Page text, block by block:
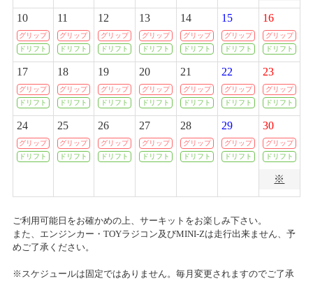
一部店舗 営業時間変更のお知らせ
2020/03/19
各種イベント開催中止に関するご案内
2020/03/09
ホビーショップタムタム札幌店 開店のご案内
2020/03/03
P-1 グランプリ 2019 決勝本戦 開催中止に関するご案内
ホビーショップタムタム札幌店開店のお知らせ
カテゴリ：キャンペーン
ありがとう50周年 創業50周年感謝祭開催のお知らせ
2026/01/17(土)～2026/02/16(月)
カテゴリ：キャンペーン
ﾀﾑﾀﾑﾁｬﾚﾝｼﾞｶｯﾌﾟ
カテゴリ：ラジコン
カテゴリ：ラジコン
ﾀﾐﾔﾁｬﾚﾝｼﾞｶｯﾌﾟ
2025/11/02(日)
10
グリップ
ドリフト
11
グリップ
ドリフト
12
グリップ
ドリフト
13
グリップ
ドリフト
14
グリップ
ドリフト
15
グリップ
ドリフト
16
グリップ
ドリフト
17
グリップ
ドリフト
18
グリップ
ドリフト
19
グリップ
ドリフト
20
グリップ
ドリフト
21
グリップ
ドリフト
22
グリップ
ドリフト
23
グリップ
ドリフト
24
グリップ
ドリフト
25
グリップ
ドリフト
26
グリップ
ドリフト
27
グリップ
ドリフト
28
グリップ
ドリフト
29
グリップ
ドリフト
30
グリップ
ドリフト
※
ご利用可能日をお確かめの上、サーキットをお楽しみ下さい。
また、エンジンカー・TOYラジコン及びMINI-Zは走行出来ません、予
めご了承ください。
※スケジュールは固定ではありません。毎月変更されますのでご了承